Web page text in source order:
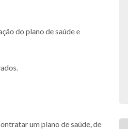
do plano de saúde e
um plano de saúde, de